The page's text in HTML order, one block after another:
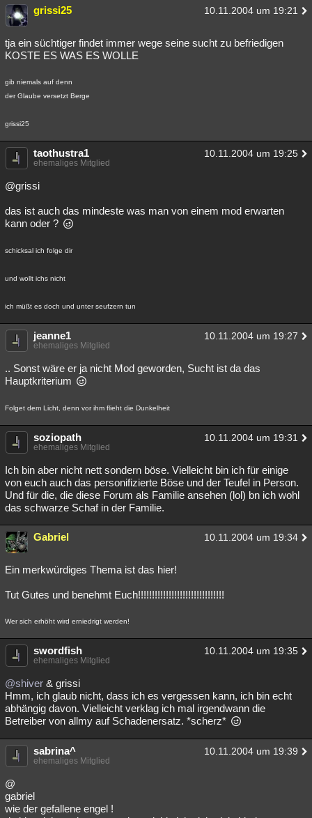
grissi25 10.11.2004 um 19:21
tja ein süchtiger findet immer wege seine sucht zu befriedigen
KOSTE ES WAS ES WOLLE
gib niemals auf denn
der Glaube versetzt Berge
grissi25
taothustra1 10.11.2004 um 19:25
ehemaliges Mitglied
@grissi
das ist auch das mindeste was man von einem mod erwarten
kann oder ?
schicksal ich folge dir
und wollt ichs nicht
ich müßt es doch und unter seufzern tun
jeanne1 10.11.2004 um 19:27
ehemaliges Mitglied
.. Sonst wäre er ja nicht Mod geworden, Sucht ist da das
Hauptkriterium
Folget dem Licht, denn vor ihm flieht die Dunkelheit
soziopath 10.11.2004 um 19:31
ehemaliges Mitglied
Ich bin aber nicht nett sondern böse. Vielleicht bin ich für einige
von euch auch das personifizierte Böse und der Teufel in Person.
Und für die, die diese Forum als Familie ansehen (lol) bn ich wohl
das schwarze Schaf in der Familie.
Gabriel 10.11.2004 um 19:34
Ein merkwürdiges Thema ist das hier!
Tut Gutes und benehmt Euch!!!!!!!!!!!!!!!!!!!!!!!!!!!!!!!
Wer sich erhöht wird erniedrigt werden!
swordfish 10.11.2004 um 19:35
ehemaliges Mitglied
@shiver & grissi
Hmm, ich glaub nicht, dass ich es vergessen kann, ich bin echt
abhängig davon. Vielleicht verklag ich mal irgendwann die
Betreiber von allmy auf Schadenersatz. *scherz*
sabrina^ 10.11.2004 um 19:39
ehemaliges Mitglied
@
gabriel
wie der gefallene engel !